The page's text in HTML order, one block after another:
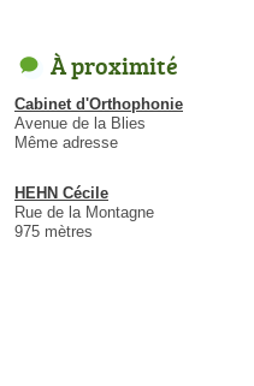
À proximité
Cabinet d'Orthophonie
Avenue de la Blies
Même adresse
HEHN Cécile
Rue de la Montagne
975 mètres